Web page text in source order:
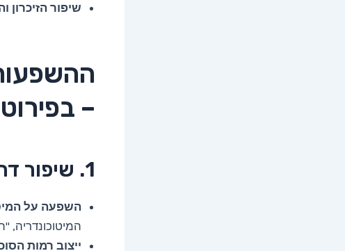
שיפור הזיכרון
–
1. שיפור דרמטי ברמות האנרגיה
השפעה על
ייצוב רמות